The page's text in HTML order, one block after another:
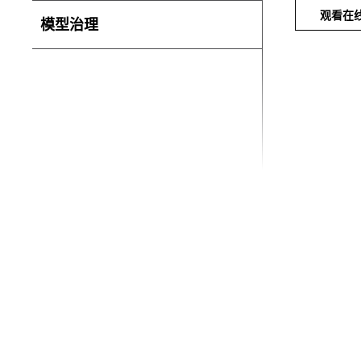
模型治理
观看在